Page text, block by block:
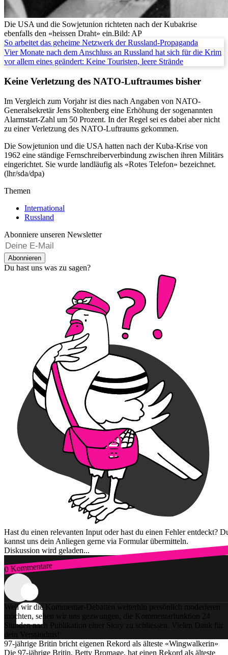
Die USA und die Sowjetunion richteten nach der Kubakrise
ebenfalls den «heissen Draht» ein.Bild: AP
So arbeitet das geheime Netzwerk der Russland-Propaganda
Vier Monate nach dem Anschluss an Russland hat sich für die Krim
vor allem eines geändert: Keine Touristen, leere Strände
Keine Verletzung des NATO-Luftraumes bisher
Im Vergleich zum Vorjahr ist dies nach Angaben von NATO-
Generalsekretär Jens Stoltenberg eine Erhöhung der sogenannten
Alarmstart-Zahl um 50 Prozent. In der Regel sei es dabei aber nicht
zu einer Verletzung des NATO-Luftraums gekommen.
Die Sowjetunion und die USA hatten nach der Kuba-Krise von
1962 eine ständige Fernschreiberverbindung zwischen ihren Militärs
eingerichtet. Sie wurde landläufig als «Rotes Telefon» bezeichnet.
(lhr/sda/dpa)
Themen
International
Russland
Abonniere unseren Newsletter
Abonnieren
Du hast uns was zu sagen?
Hast du einen relevanten Input oder hast du einen Fehler entdeckt?
kannst uns dein Anliegen gerne via Formular übermitteln.
Diskussion wird geladen...
0 Kommentare
Zum Login
Weil wir die Kommentar-Debatten weiterhin persönlich moderieren
möchten, sehen wir uns gezwungen, die Kommentarfunktion 24
Stunden nach Publikation einer Story zu schliessen. Vielen Dank für
dein Verständnis!
97-jährige Britin bricht eigenen Rekord als älteste «Wingwalkerin»
Die 97-jährige Britin, Betty Bromage, hat einen Rekord als älteste